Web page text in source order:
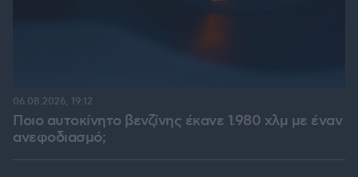
Ποιο αυτοκίνητο βενζίνης έκανε 1.980 χλμ με έναν
ανεφοδιασμό;
06.08.2026, 19:12